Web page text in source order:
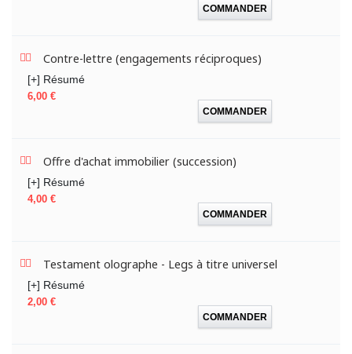
COMMANDER
Contre-lettre (engagements réciproques)
[+] Résumé
Prix
6,00 €
COMMANDER
Offre d'achat immobilier (succession)
[+] Résumé
Prix
4,00 €
COMMANDER
Testament olographe - Legs à titre universel
[+] Résumé
Prix
2,00 €
COMMANDER